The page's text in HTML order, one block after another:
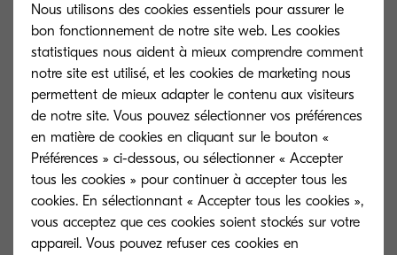
Nous utilisons des cookies essentiels pour assurer le
bon fonctionnement de notre site web. Les cookies
statistiques nous aident à mieux comprendre comment
notre site est utilisé, et les cookies de marketing nous
permettent de mieux adapter le contenu aux visiteurs
de notre site. Vous pouvez sélectionner vos préférences
en matière de cookies en cliquant sur le bouton «
Préférences » ci-dessous, ou sélectionner « Accepter
tous les cookies » pour continuer à accepter tous les
cookies. En sélectionnant « Accepter tous les cookies »,
vous acceptez que ces cookies soient stockés sur votre
appareil. Vous pouvez refuser ces cookies en